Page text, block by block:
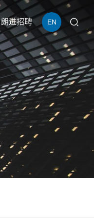
EN
朗进招聘